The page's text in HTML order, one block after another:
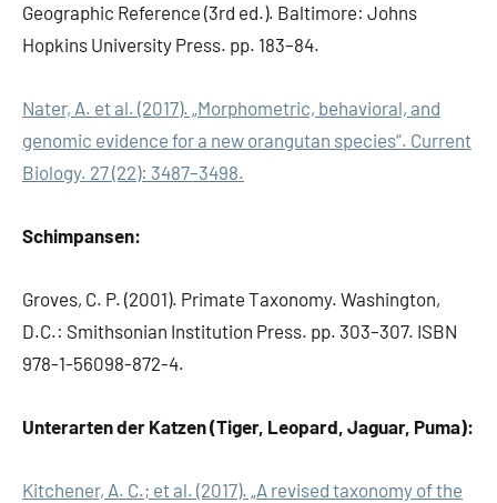
Geographic Reference (3rd ed.). Baltimore: Johns
Hopkins University Press. pp. 183–84.
Nater, A. et al. (2017). „Morphometric, behavioral, and
genomic evidence for a new orangutan species“. Current
Biology. 27 (22): 3487–3498.
Schimpansen:
Groves, C. P. (2001). Primate Taxonomy. Washington,
D.C.: Smithsonian Institution Press. pp. 303–307. ISBN
978-1-56098-872-4.
Unterarten der Katzen (Tiger, Leopard, Jaguar, Puma):
Kitchener, A. C.; et al. (2017). „A revised taxonomy of the